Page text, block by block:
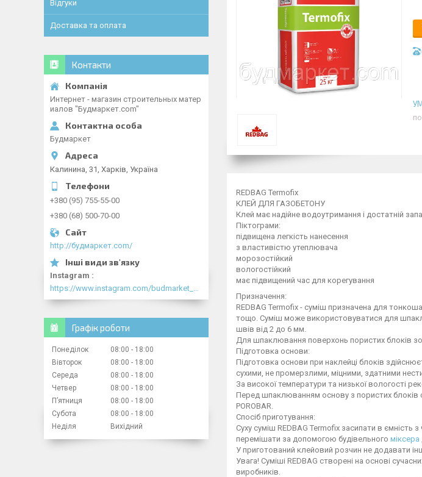
REDBAG Termofix
КЛЕЙ ДЛЯ ГАЗОБЕТОНУ
Клей має надійне водоутримання і достатній
Піктограми:
підвищена легкість нанесення
з властивістю утеплювача
морозостійкий
вологостійкий
має підвищений час для корегування
Призначення:
REDBAG Termofix - суміш призначена для
тощо. Суміш може використовуватися для
швів від 2 до 6 мм.
Для шпаклювання поверхонь пористих блоків
Підготовка основи:
Підготовка основи при наклейці блоків
сухими, не промерзлими, міцними, здатними
За високої температури та низької вологості
Перед шпаклюванням основу з пористих блоків
POROBAR.
Спосіб приготування:
Суху суміш REDBAG Termofix засипати в ємність
перемішати за допомогою будівельного міксера
У приготований клейовий розчин не додавати
Увага! Суміші REDBAG створені на основі
виробників.
Відгуки
Доставка та оплата
Контакти
Интернет - магазин строительных матер
иалов "Будмаркет.com"
Будмаркет
Калинина, 31, Харків, Україна
+380 (95) 755-55-00
+380 (68) 500-70-00
http://будмаркет.com/
Instagram
Графік роботи
Понеділок 08:00
18:00
Вівторок
08:00
18:00
Середа
08:00
18:00
Четвер
08:00
18:00
Пʼятниця
08:00
18:00
Субота
08:00
18:00
Неділя
Вихідний